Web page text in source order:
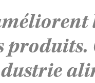
produits.